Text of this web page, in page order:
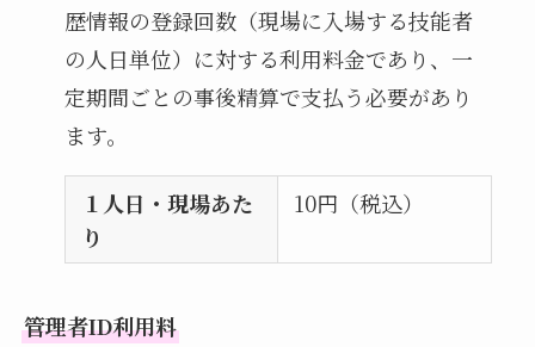
歴情報の登録回数（現場に入場する技能者
の人日単位）に対する利用料金であり、一
定期間ごとの事後精算で支払う必要があり
ます。
１人日・現場あた
り
10円（税込）
管理者ID利用料